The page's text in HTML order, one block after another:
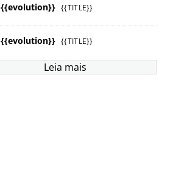
{{evolution}} {{TITLE}}
{{evolution}} {{TITLE}}
Leia mais